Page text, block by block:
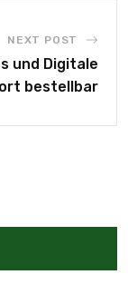
NEXT POST
und Digitale
bestellbar